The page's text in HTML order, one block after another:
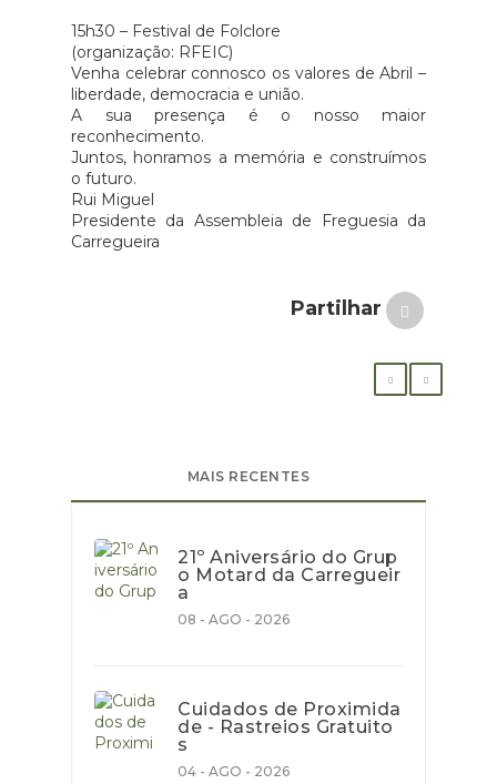
15h30 – Festival de Folclore
(organização: RFEIC)
Venha celebrar connosco os valores de Abril –
liberdade, democracia e união.
A sua presença é o nosso maior
reconhecimento.
Juntos, honramos a memória e construímos
o futuro.
Rui Miguel
Presidente da Assembleia de Freguesia da
Carregueira
Partilhar
MAIS RECENTES
21º Aniversário do Grup
o Motard da Carregueir
a
08 - AGO - 2026
Cuidados de Proximida
de - Rastreios Gratuito
s
04 - AGO - 2026